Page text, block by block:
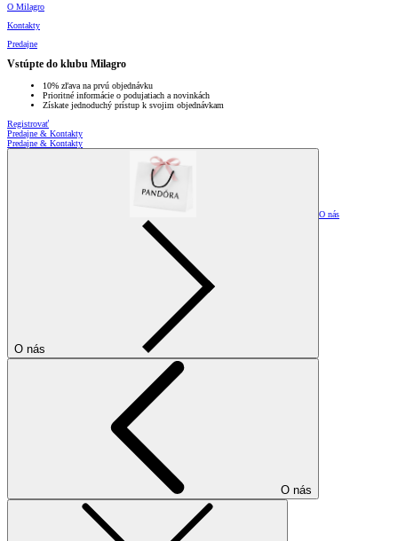
O Milagro
Kontakty
Predajne
Vstúpte do klubu Milagro
10% zľava na prvú objednávku
Prioritné informácie o podujatiach a novinkách
Získate jednoduchý prístup k svojim objednávkam
Registrovať
Predajne & Kontakty
Predajne & Kontakty
O nás
O nás
O nás